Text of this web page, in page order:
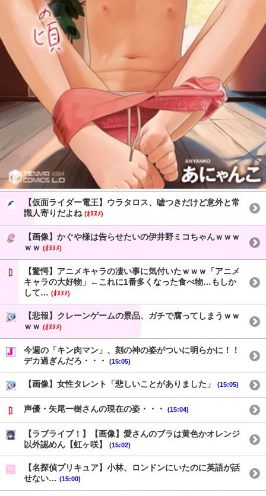
【仮面ライダー電王】ウラタロス、嘘つきだけど意外と常
識人寄りだよね (ｵﾇﾇﾒ)
【画像】かぐや様は告らせたいの伊井野ミコちゃんｗｗｗ
ｗｗ (ｵﾇﾇﾒ)
【驚愕】アニメキャラの凄い事に気付いたｗｗｗ「アニメ
キャラの大好物」←これに1番多くなった食べ物…もしか
して… (ｵﾇﾇﾒ)
【悲報】クレーンゲームの景品、ガチで腐ってしまうｗｗ
ｗｗ (ｵﾇﾇﾒ)
今週の「キン肉マン」、刻の神の姿がついに明らかに！！
デカ過ぎんだろ・・・
(15:05)
【画像】女性タレント「悲しいことがありました」 (15:05)
声優・矢尾一樹さんの現在の姿・・・ (15:04)
【ラブライブ！】【画像】愛さんのブラは黄色かオレンジ
以外認めん【虹ヶ咲】
(15:02)
【名探偵プリキュア】小林、ロンドンにいたのに英語が話
せない… (15:00)